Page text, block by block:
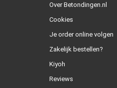
Over Betondingen.nl
Cookies
Je order online volgen
Zakelijk bestellen?
Kiyoh
Reviews